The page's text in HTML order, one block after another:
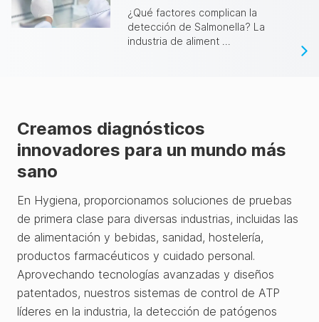
¿Qué factores complican la
detección de Salmonella? La
industria de aliment ...
Creamos diagnósticos
innovadores para un mundo más
sano
En Hygiena, proporcionamos soluciones de pruebas
de primera clase para diversas industrias, incluidas las
de alimentación y bebidas, sanidad, hostelería,
productos farmacéuticos y cuidado personal.
Aprovechando tecnologías avanzadas y diseños
patentados, nuestros sistemas de control de ATP
líderes en la industria, la detección de patógenos